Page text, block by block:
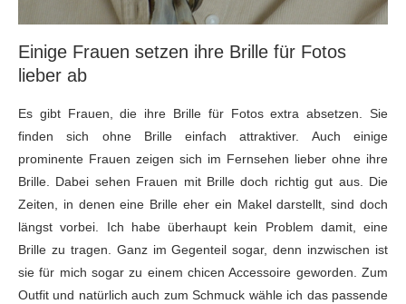
Einige Frauen setzen ihre Brille für Fotos
lieber ab
Es gibt Frauen, die ihre Brille für Fotos extra absetzen. Sie
finden sich ohne Brille einfach attraktiver. Auch einige
prominente Frauen zeigen sich im Fernsehen lieber ohne ihre
Brille. Dabei sehen Frauen mit Brille doch richtig gut aus. Die
Zeiten, in denen eine Brille eher ein Makel darstellt, sind doch
längst vorbei. Ich habe überhaupt kein Problem damit, eine
Brille zu tragen. Ganz im Gegenteil sogar, denn inzwischen ist
sie für mich sogar zu einem chicen Accessoire geworden. Zum
Outfit und natürlich auch zum Schmuck wähle ich das passende